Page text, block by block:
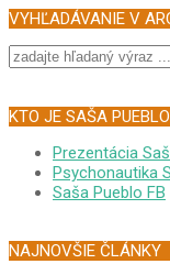
VYHĽADÁVANIE V
Search
KTO JE SAŠA
Prezentácia
Psychonautika
Saša Pueblo FB
NAJNOVŠIE ČLÁNKY